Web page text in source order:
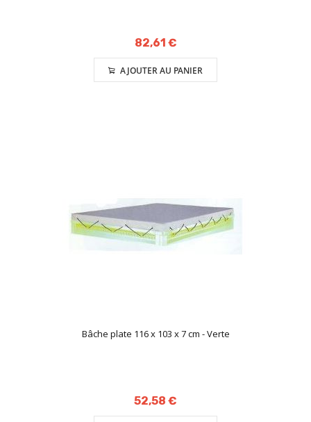
82,61 €
AJOUTER AU PANIER
Bâche plate 116 x 103 x 7 cm - Verte
52,58 €